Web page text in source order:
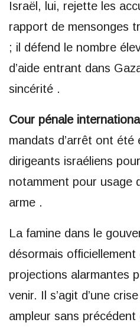
Israël, lui, rejette les
rapport de mensonges
; il défend le nombre
d’aide entrant dans
sincérité .
Cour pénale
mandats d’arrêt ont été
dirigeants israéliens
notamment pour usage
arme .
La famine dans le
désormais
projections alarmantes
venir. Il s’agit d’une
ampleur sans